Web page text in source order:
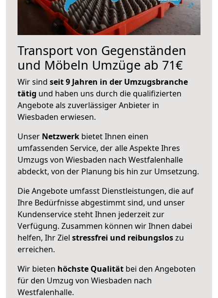
Transport von Gegenständen
und Möbeln Umzüge ab 71€
Wir sind seit 9 Jahren in der Umzugsbranche
tätig und haben uns durch die qualifizierten
Angebote als zuverlässiger Anbieter in
Wiesbaden erwiesen.
Unser Netzwerk bietet Ihnen einen
umfassenden Service, der alle Aspekte Ihres
Umzugs von Wiesbaden nach Westfalenhalle
abdeckt, von der Planung bis hin zur Umsetzung.
Die Angebote umfasst Dienstleistungen, die auf
Ihre Bedürfnisse abgestimmt sind, und unser
Kundenservice steht Ihnen jederzeit zur
Verfügung. Zusammen können wir Ihnen dabei
helfen, Ihr Ziel stressfrei und reibungsloszu
erreichen.
Wir bieten höchste Qualität bei den Angeboten
für den Umzug von Wiesbaden nach
Westfalenhalle.